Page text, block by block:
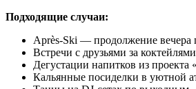
Подходящие случаи:
Après-Ski — продолжение вечера
Встречи с друзьями за коктейлями
Дегустации напитков из проекта
Кальянные посиделки в уютной